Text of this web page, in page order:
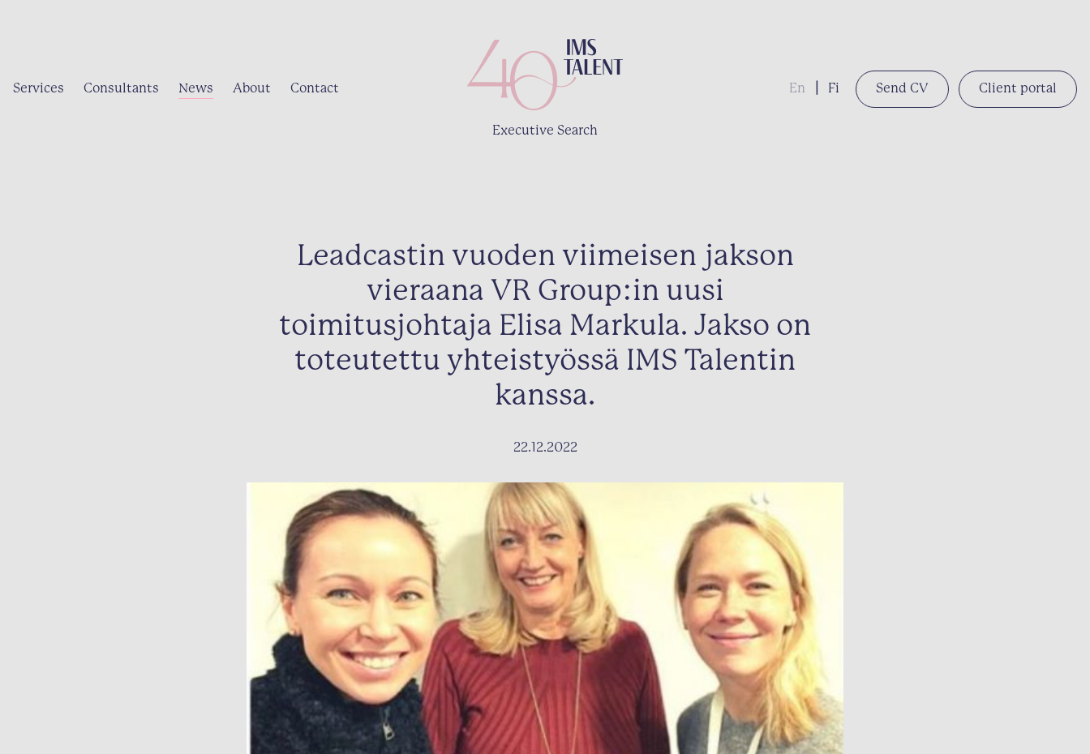
Services Consultants News About Contact
Executive Search
En Fi Send CV Client portal
Leadcastin vuoden viimeisen jakson
vieraana VR Group:in uusi
toimitusjohtaja Elisa Markula. Jakso on
toteutettu yhteistyössä IMS Talentin
kanssa.
22.12.2022